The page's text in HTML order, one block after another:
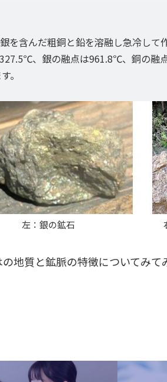
を含んだ粗銅と鉛を溶融し急冷し
、銀の融点は961.8℃、銅の
。
左：銀の鉱石 右：鉱
地質と鉱脈の特徴についてみ